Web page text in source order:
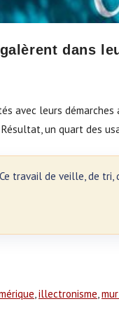
dans
avec leurs démarches
Résultat, un quart des
Ce travail de veille, de tri,
, illectronisme,